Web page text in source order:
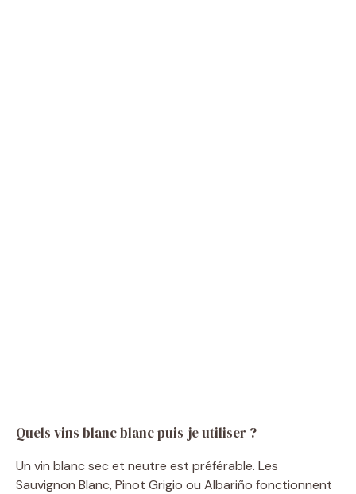
Quels vins blanc blanc puis-je utiliser ?
Un vin blanc sec et neutre est préférable. Les
Sauvignon Blanc, Pinot Grigio ou Albariño fonctionnent